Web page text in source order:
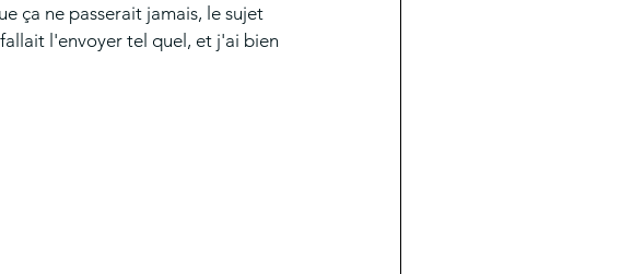
ça ne passerait jamais, le sujet
l'envoyer tel quel, et j'ai bien